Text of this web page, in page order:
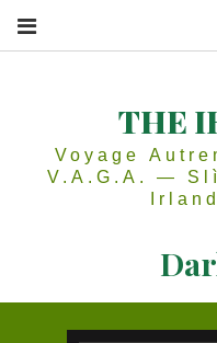
THE
Voyage
V.A.G.A. —